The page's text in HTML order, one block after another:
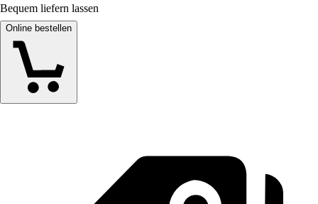
Bequem liefern lassen
Online bestellen